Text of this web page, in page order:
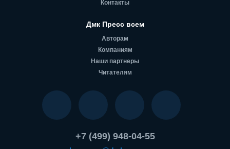
Контакты
Дмк Пресс всем
Авторам
Компаниям
Наши партнеры
Читателям
+7 (499) 948-04-55